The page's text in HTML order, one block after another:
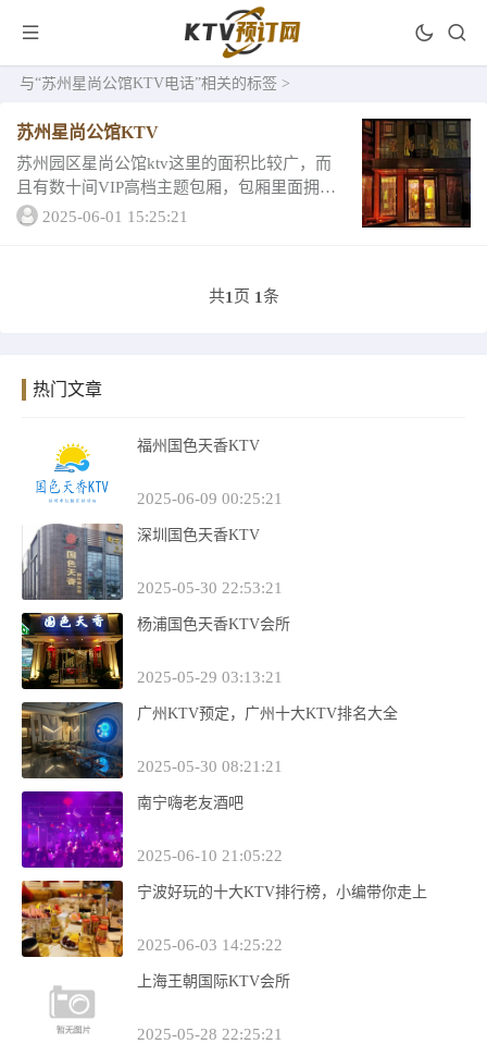
与“苏州星尚公馆KTV电话”相关的标签 >
苏州星尚公馆KTV
苏州园区星尚公馆ktv这里的面积比较广，而
且有数十间VIP高档主题包厢，包厢里面拥有
高质量的硬件设施，专业的K歌设备，良好的
2025-06-01 15:25:21
共1 页 1条
热门文章
福州国色天香KTV
2025-06-09 00:25:21
深圳国色天香KTV
2025-05-30 22:53:21
杨浦国色天香KTV会所
2025-05-29 03:13:21
广州KTV预定，广州十大KTV排名大全
2025-05-30 08:21:21
南宁嗨老友酒吧
2025-06-10 21:05:22
宁波好玩的十大KTV排行榜，小编带你走上
2025-06-03 14:25:22
上海王朝国际KTV会所
2025-05-28 22:25:21